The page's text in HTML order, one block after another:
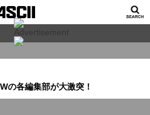
の各編集部が大激突！